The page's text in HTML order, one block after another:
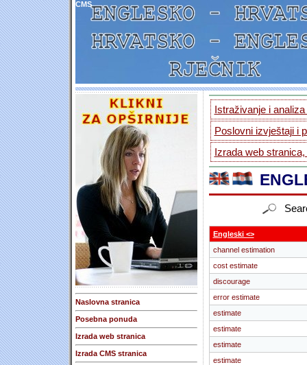
CMS
Naslovna stranica
Posebna ponuda
Izrada web stranica
Izrada CMS stranica
Istraživanje i
Poslovni izvještaji i
Izrada web
Engleski <>
channel estimation
cost estimate
discourage
error estimate
estimate
estimate
estimate
estimate